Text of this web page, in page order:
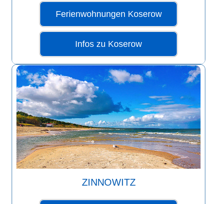
Ferienwohnungen Koserow
Infos zu Koserow
ZINNOWITZ